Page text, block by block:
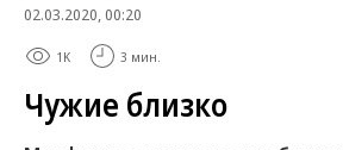
02.03.2020, 00:20
1K 3 мин.
Чужие близко